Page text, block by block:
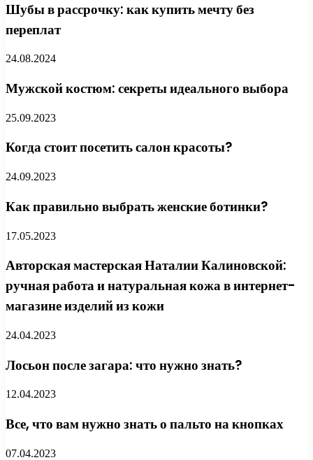
Шубы в рассрочку: как купить мечту без
переплат
24.08.2024
Мужской костюм: секреты идеального выбора
25.09.2023
Когда стоит посетить салон красоты?
24.09.2023
Как правильно выбрать женские ботинки?
17.05.2023
Авторская мастерская Наталии Калиновской:
ручная работа и натуральная кожа в интернет-
магазине изделий из кожи
24.04.2023
Лосьон после загара: что нужно знать?
12.04.2023
Все, что вам нужно знать о пальто на кнопках
07.04.2023